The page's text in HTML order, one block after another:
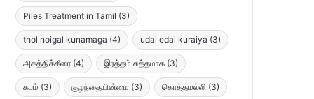
Piles Treatment in Tamil (3)
thol noigal kunamaga (4) udal edai kuraiya (3)
அகத்திக்கீரை (4) இரத்தம் சுத்தமாக (3)
கபம் (3) குழந்தையின்மை (3) கொத்தமல்லி (3)